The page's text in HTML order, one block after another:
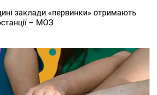
заклади «первинки» отримають
– МОЗ